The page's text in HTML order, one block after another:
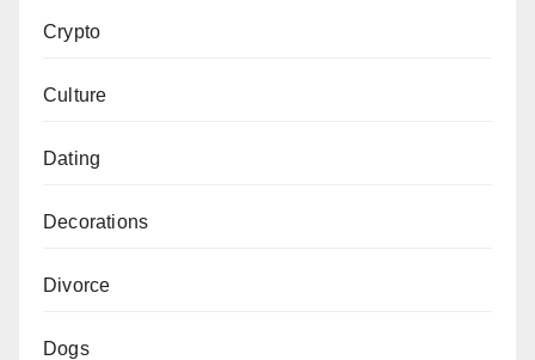
Crypto
Culture
Dating
Decorations
Divorce
Dogs